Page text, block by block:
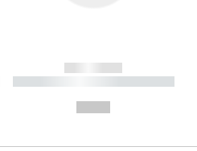
------------
----------- ----------- ----------